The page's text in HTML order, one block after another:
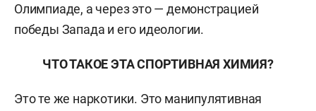
Олимпиаде, а через это — демонстрацией
победы Запада и его идеологии.
ЧТО ТАКОЕ ЭТА СПОРТИВНАЯ ХИМИЯ?
Это те же наркотики. Это манипулятивная